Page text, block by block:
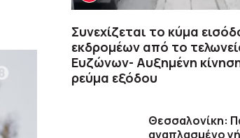
Συνεχίζεται το κύμα
εκδρομέων από το
Ευζώνων- Αυξημένη
ρεύμα εξόδου
Θεσσαλονίκη:
αναπλασμένο